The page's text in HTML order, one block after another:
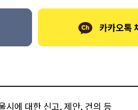
시에 대한 신고, 제안, 건의 등